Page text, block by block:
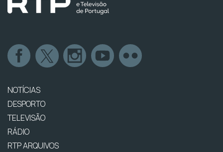
NOTÍCIAS
DESPORTO
TELEVISÃO
RÁDIO
RTP ARQUIVOS